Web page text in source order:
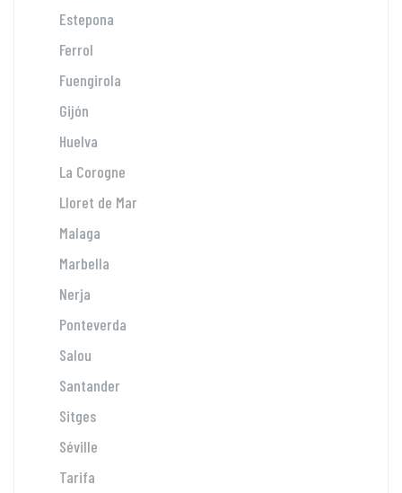
Estepona
Ferrol
Fuengirola
Gijón
Huelva
La Corogne
Lloret de Mar
Malaga
Marbella
Nerja
Ponteverda
Salou
Santander
Sitges
Séville
Tarifa